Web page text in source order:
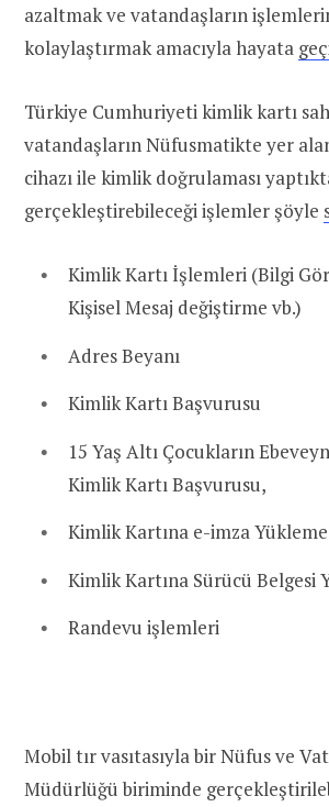
azaltmak ve vatandaşların
kolaylaştırmak amacıyla hayata
Türkiye Cumhuriyeti kimlik kartı
vatandaşların Nüfusmatikte yer
cihazı ile kimlik doğrulaması
gerçekleştirebileceği işlemler şöyle
Kimlik Kartı İşlemleri (Bilgi
Kişisel Mesaj değiştirme vb.)
Adres Beyanı
Kimlik Kartı Başvurusu
15 Yaş Altı Çocukların
Kimlik Kartı Başvurusu,
Kimlik Kartına e-imza Yükleme
Kimlik Kartına Sürücü Belgesi
Randevu işlemleri
Mobil tır vasıtasıyla bir Nüfus ve
Müdürlüğü biriminde